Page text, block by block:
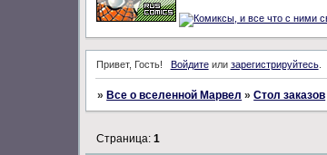
Привет, Гость! Войдитеили зарегистрируйтесь.
» Все о вселенной Марвел »Стол заказов
Страница:1